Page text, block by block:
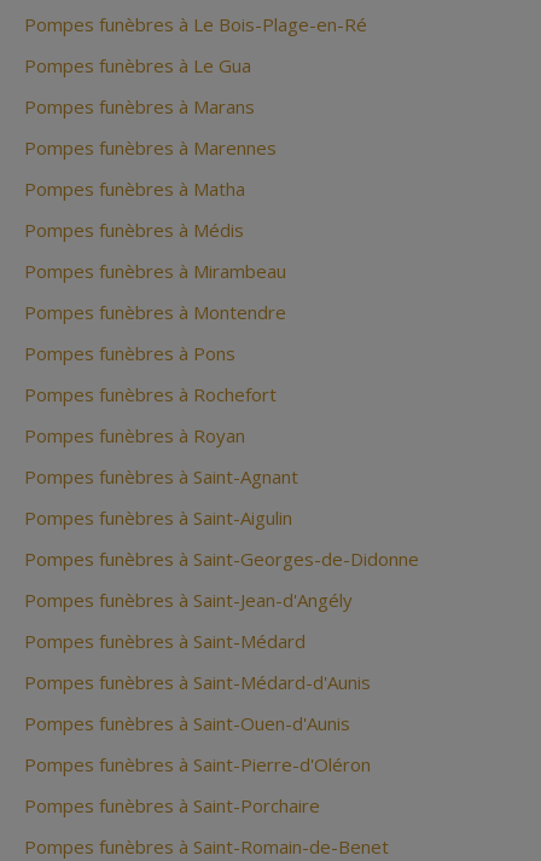
Pompes funèbres à Le Bois-Plage-en-Ré
Pompes funèbres à Le Gua
Pompes funèbres à Marans
Pompes funèbres à Marennes
Pompes funèbres à Matha
Pompes funèbres à Médis
Pompes funèbres à Mirambeau
Pompes funèbres à Montendre
Pompes funèbres à Pons
Pompes funèbres à Rochefort
Pompes funèbres à Royan
Pompes funèbres à Saint-Agnant
Pompes funèbres à Saint-Aigulin
Pompes funèbres à Saint-Georges-de-Didonne
Pompes funèbres à Saint-Jean-d'Angély
Pompes funèbres à Saint-Médard
Pompes funèbres à Saint-Médard-d'Aunis
Pompes funèbres à Saint-Ouen-d'Aunis
Pompes funèbres à Saint-Pierre-d'Oléron
Pompes funèbres à Saint-Porchaire
Pompes funèbres à Saint-Romain-de-Benet